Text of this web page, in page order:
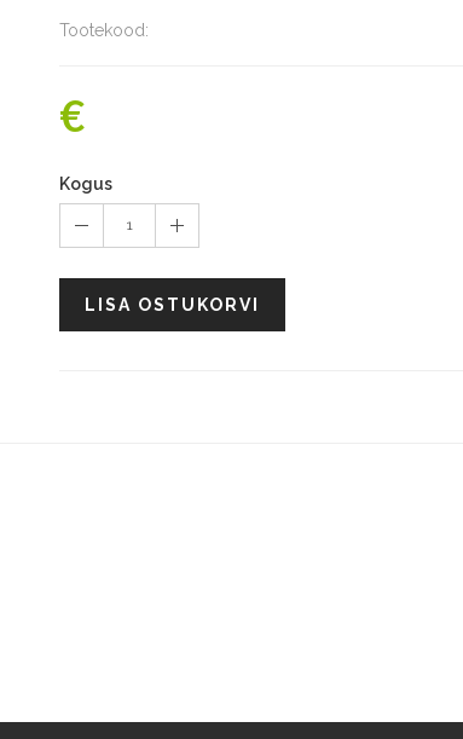
Tootekood:
€
Kogus
1
LISA OSTUKORVI